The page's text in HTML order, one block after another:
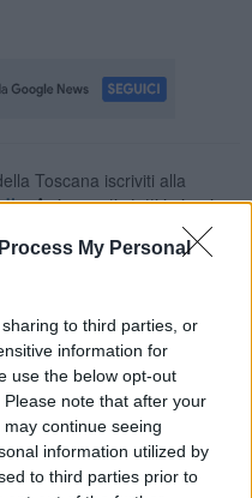
My Personal
to third parties, or
information for
use the below opt-out
note that after your
continue seeing
information utilized by
to third parties prior to
Toscana iscriviti alla
Arriva gratis tutti i giorni
di Rubina Rovini
e latte di cocco
gelatina al melone e
IGP